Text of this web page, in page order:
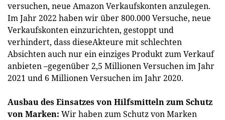
versuchen, neue Amazon Verkaufskonten anzulegen.
Im Jahr 2022 haben wir über 800.000 Versuche, neue
Verkaufskonten einzurichten, gestoppt und
verhindert, dass dieseAkteure mit schlechten
Absichten auch nur ein einziges Produkt zum Verkauf
anbieten –gegenüber 2,5 Millionen Versuchen im Jahr
2021 und 6 Millionen Versuchen im Jahr 2020.
Ausbau des Einsatzes von Hilfsmitteln zum Schutz
von Marken: Wir haben zum Schutz von Marken